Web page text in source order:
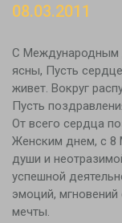
08.03.2011
С Международным
ясны, Пусть
живет. Вокруг
Пусть
От всего сердца
Женским днем, с 8
души и
успешной
эмоций, мгновений
мечты.